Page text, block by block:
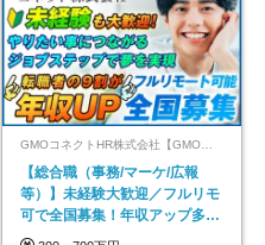
GMOコネクトHR株式会社【GMOインターネットグループ】
【総合職（事務/マーケ/広報
等）】未経験大歓迎／フルリモ
可で全国募集！年収アップ多数
★年休最大130日★